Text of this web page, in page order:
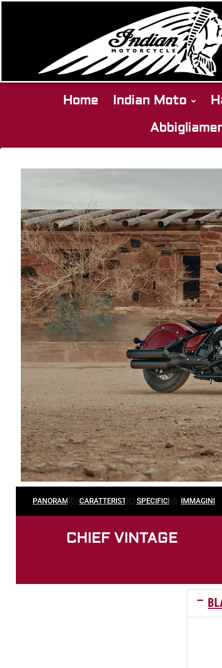
Home Indian Moto
VINTAGE
PANORAMICACARATTERISTICHESPECIFICHE IMMAGINI
CHIEF VINTAGE